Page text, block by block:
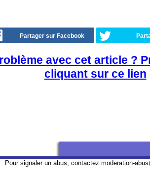
Partager sur Facebook
avec cet article ?
cliquant sur ce lien
Pour signaler un abus, contactez moderation-